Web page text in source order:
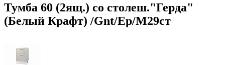
Тумба 60 (2ящ.) со столеш."Герда"
(Белый Крафт) /Gnt/Ep/М29ст